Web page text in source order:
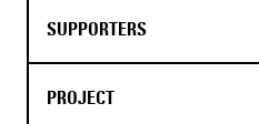
SUPPORTERS
PROJECT